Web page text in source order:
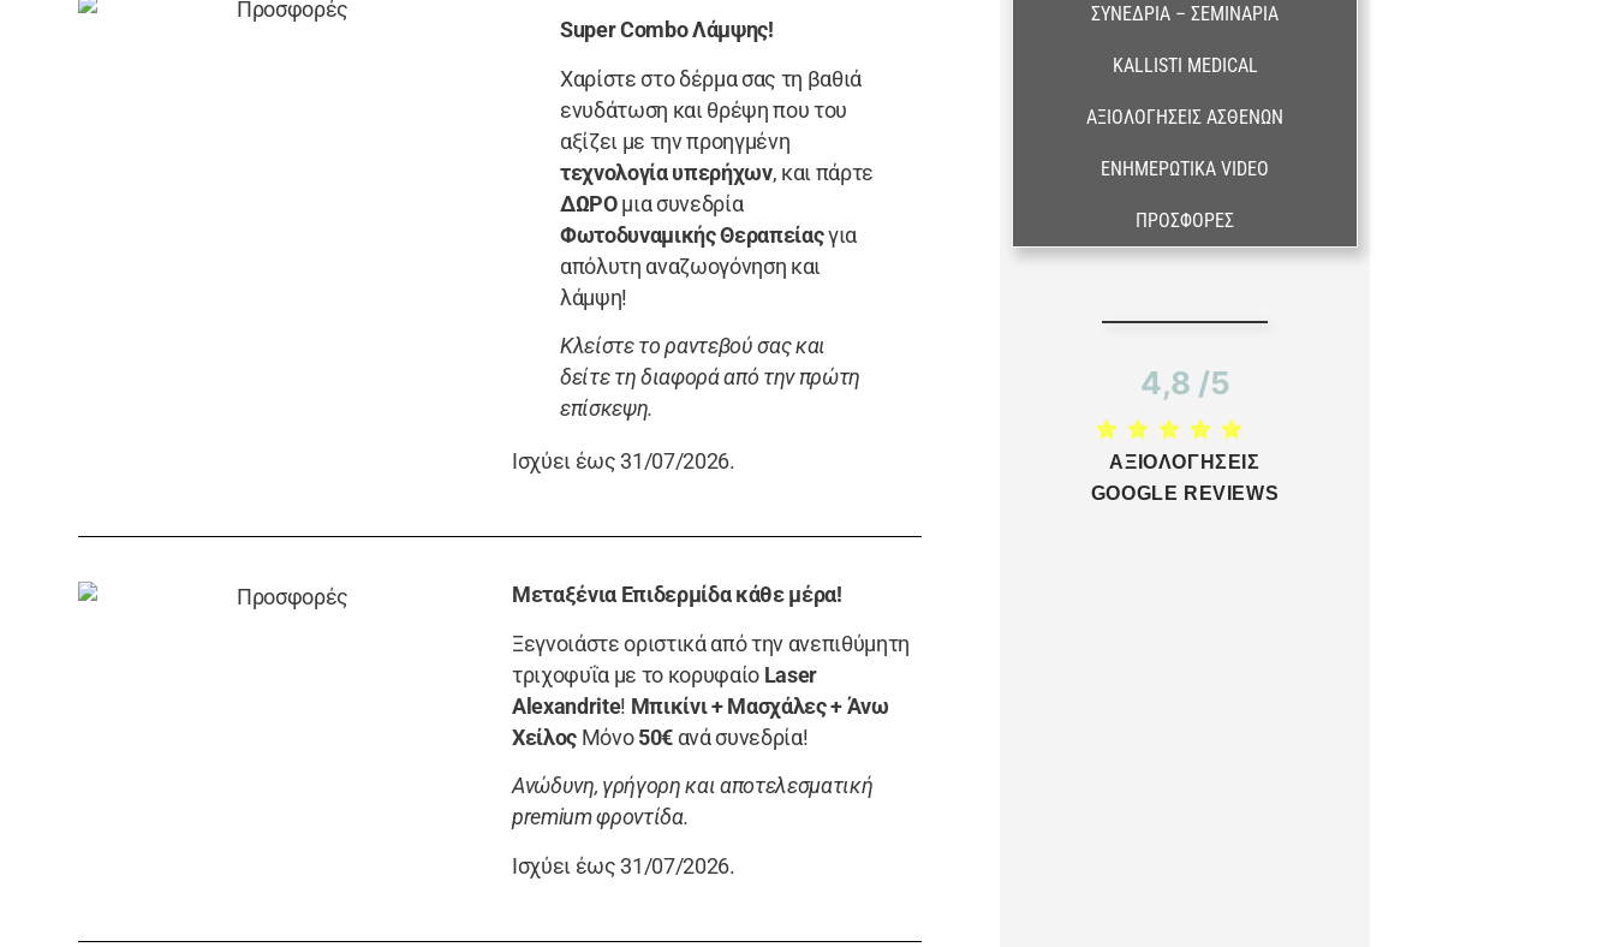
Super Combo Λάμψης!
Χαρίστε στο δέρμα σας τη βαθιά
ενυδάτωση και θρέψη που του
αξίζει με την προηγμένη
τεχνολογία υπερήχων, και πάρτε
ΔΩΡΟμια συνεδρία
Φωτοδυναμικής Θεραπείαςγια
απόλυτη αναζωογόνηση και
λάμψη!
Κλείστε το ραντεβού σας και
δείτε τη διαφορά από την πρώτη
επίσκεψη.
Ισχύει έως 31/07/2026.
Μεταξένια Επιδερμίδα κάθε μέρα!
Ξεγνοιάστε οριστικά από την ανεπιθύμητη
τριχοφυΐα με το κορυφαίο Laser
Alexandrite! Μπικίνι + Μασχάλες + Άνω
Χείλος Μόνο50€ ανά συνεδρία!
Ανώδυνη, γρήγορη και αποτελεσματική
premium φροντίδα.
Ισχύει έως 31/07/2026.
ΣΥΝΈΔΡΙΑ – ΣΕΜΙΝΆΡΙΑ
KALLISTI MEDICAL
ΑΞΙΟΛΟΓΉΣΕΙΣ ΑΣΘΕΝΏΝ
ΕΝΗΜΕΡΩΤΙΚΆ VIDEO
ΠΡΟΣΦΟΡΈΣ
4,8 /5
ΑΞΙΟΛΟΓΗΣΕΙΣ
GOOGLE REVIEWS